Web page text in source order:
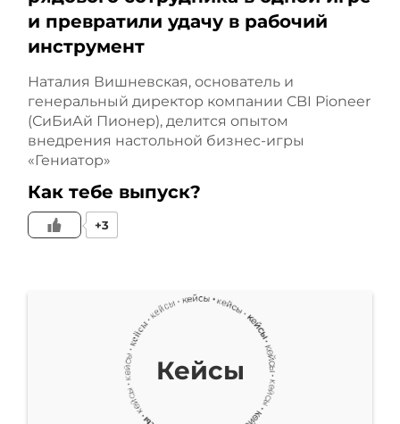
было мало. Через
некоторое время они
просто покинули объект,
но и на этом приключения
не закончились. Ушлый
соарендатор попытался
чужой площади, что
добавило
дополнительный стресс и
хлопоты нашему
и превратили удачу в рабочий
инструмент
Наталия Вишневская, основатель и
генеральный директор компании CBI Pioneer
(СиБиАй Пионер), делится опытом
внедрения настольной бизнес-игры
«Гениатор»
Как тебе выпуск?
+3
Кейсы